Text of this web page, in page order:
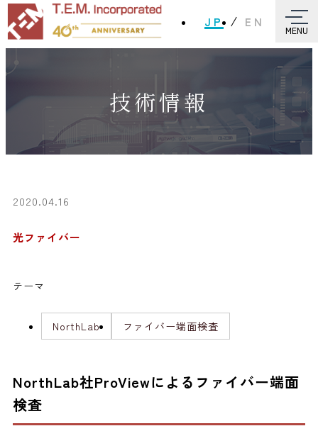
JP EN
MENU
技術情報
2020.04.16
光ファイバー
テーマ
NorthLab ファイバー端面検査
NorthLab社ProViewによるファイバー端面
検査